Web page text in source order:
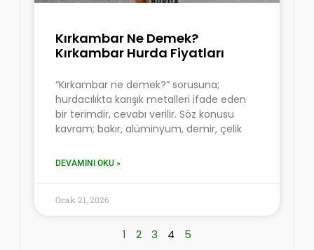
Kırkambar Ne Demek?
Kırkambar Hurda Fiyatları
“Kırkambar ne demek?” sorusuna;
hurdacılıkta karışık metalleri ifade eden
bir terimdir, cevabı verilir. Söz konusu
kavram; bakır, alüminyum, demir, çelik
DEVAMINI OKU »
Ocak 21, 2026
1 2 3 4 5